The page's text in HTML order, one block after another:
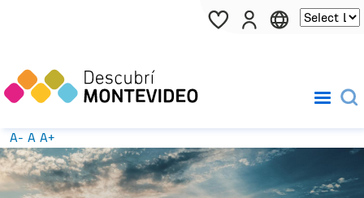
Pasar al contenido principal
A- A A+